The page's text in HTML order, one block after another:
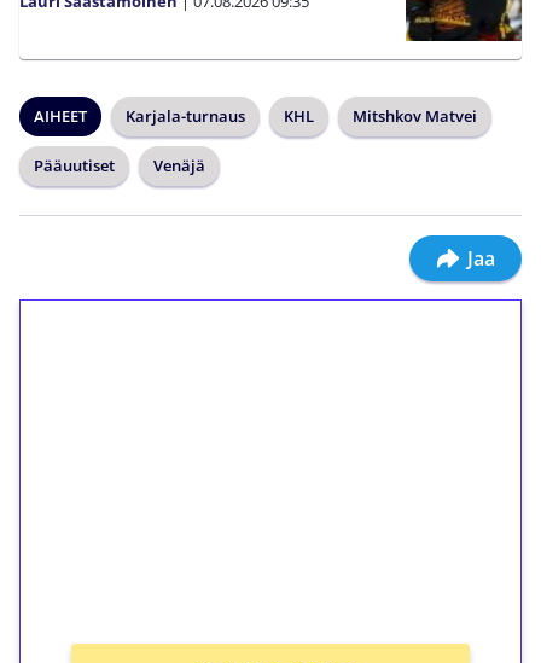
AIHEET Karjala-turnaus KHL Mitshkov Matvei
Pääuutiset Venäjä
Jaa